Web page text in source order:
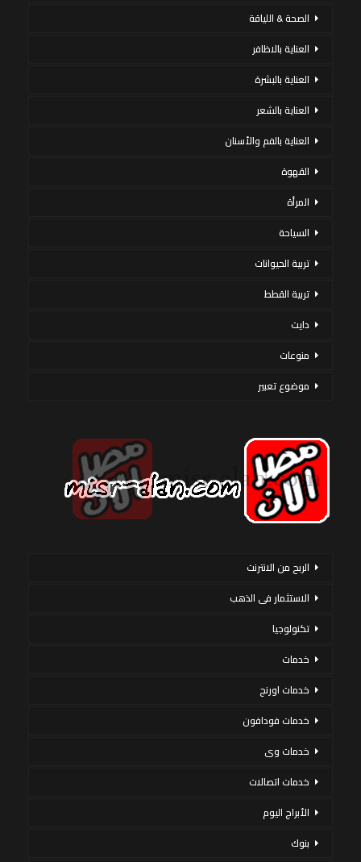
الصحة & اللياقة
العناية بالاظافر
العناية بالبشرة
العناية بالشعر
العناية بالفم والأسنان
القهوة
المرأة
السياحة
تربية الحيوانات
تربية القطط
دايت
منوعات
موضوع تعبير
الربح من الانترنت
الاستثمار فى الذهب
تكنولوجيا
خدمات
خدمات اورنج
خدمات فودافون
خدمات وى
خدمات اتصالات
الأبراج اليوم
بنوك